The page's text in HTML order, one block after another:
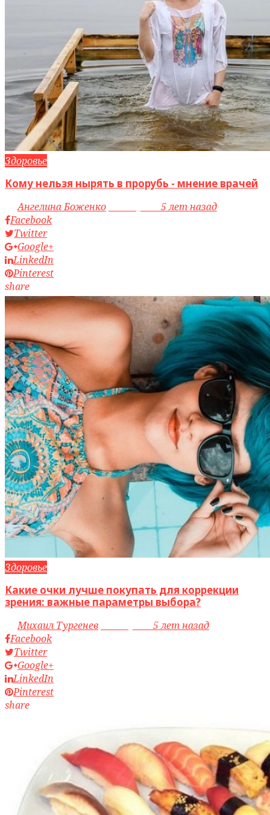
Здоровье
Кому нельзя нырять в прорубь - мнение врачей
byАнгелина Боженко
5 лет назад
Facebook
Twitter
Google+
LinkedIn
Pinterest
share
Здоровье
Какие очки лучше покупать для коррекции
зрения: важные параметры выбора?
byМихаил Тургенев
5 лет назад
Facebook
Twitter
Google+
LinkedIn
Pinterest
share